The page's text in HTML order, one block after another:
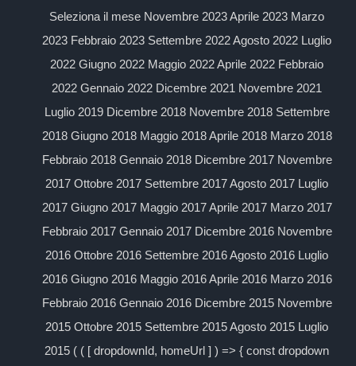
Seleziona il mese Novembre 2023 Aprile 2023 Marzo
2023 Febbraio 2023 Settembre 2022 Agosto 2022 Luglio
2022 Giugno 2022 Maggio 2022 Aprile 2022 Febbraio
2022 Gennaio 2022 Dicembre 2021 Novembre 2021
Luglio 2019 Dicembre 2018 Novembre 2018 Settembre
2018 Giugno 2018 Maggio 2018 Aprile 2018 Marzo 2018
Febbraio 2018 Gennaio 2018 Dicembre 2017 Novembre
2017 Ottobre 2017 Settembre 2017 Agosto 2017 Luglio
2017 Giugno 2017 Maggio 2017 Aprile 2017 Marzo 2017
Febbraio 2017 Gennaio 2017 Dicembre 2016 Novembre
2016 Ottobre 2016 Settembre 2016 Agosto 2016 Luglio
2016 Giugno 2016 Maggio 2016 Aprile 2016 Marzo 2016
Febbraio 2016 Gennaio 2016 Dicembre 2015 Novembre
2015 Ottobre 2015 Settembre 2015 Agosto 2015 Luglio
2015 ( ( [ dropdownId, homeUrl ] ) => { const dropdown